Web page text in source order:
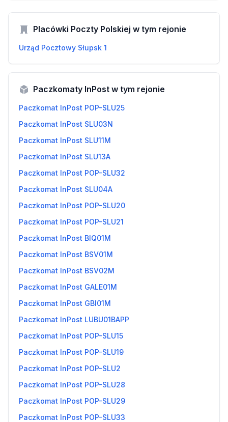
Placówki Poczty Polskiej w tym rejonie
Urząd Pocztowy Słupsk 1
Paczkomaty InPost w tym rejonie
Paczkomat InPost POP-SLU25
Paczkomat InPost SLU03N
Paczkomat InPost SLU11M
Paczkomat InPost SLU13A
Paczkomat InPost POP-SLU32
Paczkomat InPost SLU04A
Paczkomat InPost POP-SLU20
Paczkomat InPost POP-SLU21
Paczkomat InPost BIQ01M
Paczkomat InPost BSV01M
Paczkomat InPost BSV02M
Paczkomat InPost GALE01M
Paczkomat InPost GBI01M
Paczkomat InPost LUBU01BAPP
Paczkomat InPost POP-SLU15
Paczkomat InPost POP-SLU19
Paczkomat InPost POP-SLU2
Paczkomat InPost POP-SLU28
Paczkomat InPost POP-SLU29
Paczkomat InPost POP-SLU33